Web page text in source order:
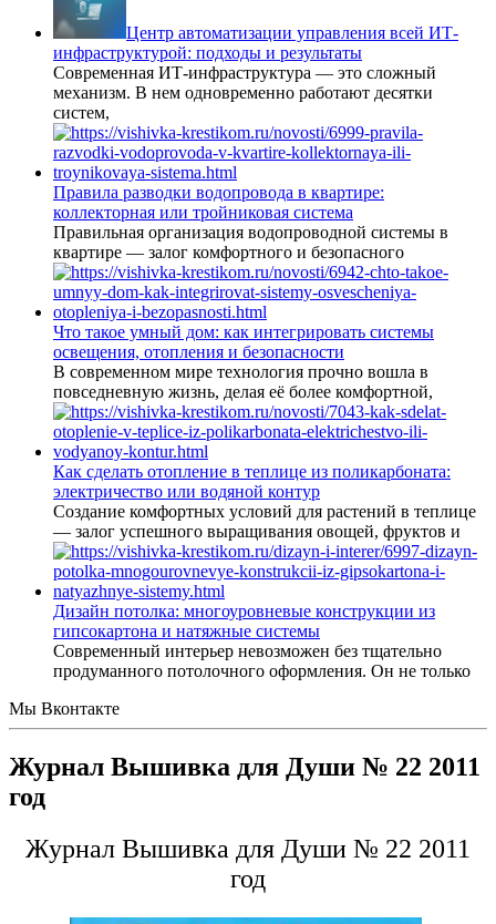
Центр автоматизации управления всей ИТ-
инфраструктурой: подходы и результаты
Современная ИТ-инфраструктура — это сложный
механизм. В нем одновременно работают десятки
систем,
Правила разводки водопровода в квартире:
коллекторная или тройниковая система
Правильная организация водопроводной системы в
квартире — залог комфортного и безопасного
Что такое умный дом: как интегрировать системы
освещения, отопления и безопасности
В современном мире технология прочно вошла в
повседневную жизнь, делая её более комфортной,
Как сделать отопление в теплице из поликарбоната:
электричество или водяной контур
Создание комфортных условий для растений в теплице
— залог успешного выращивания овощей, фруктов и
Дизайн потолка: многоуровневые конструкции из
гипсокартона и натяжные системы
Современный интерьер невозможен без тщательно
продуманного потолочного оформления. Он не только
Мы Вконтакте
Журнал Вышивка для Души № 22 2011
год
Журнал Вышивка для Души № 22 2011
год